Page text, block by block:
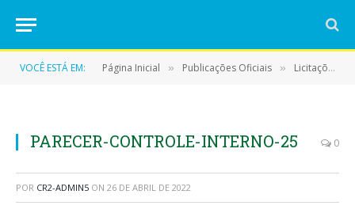
VOCÊ ESTÁ EM: Página Inicial » Publicações Oficiais » Licitações
PARECER-CONTROLE-INTERNO-25 0
POR CR2-ADMIN5 ON 26 DE ABRIL DE 2022